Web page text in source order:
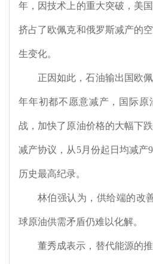
年，因技术上的重大突破，美
挤占了欧佩克和俄罗斯减产的
生变化。
正因如此，石油输出国欧
年年初都不愿意减产，国际原
战，加快了原油价格的大幅下
减产协议，从 5月份起日均减产
历史最高纪录。
林伯强认为，供给端的改
球原油供需矛盾仍难以化解。
董秀成表示，替代能源的